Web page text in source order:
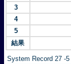
3
4
5
結果
System Record 27 -5